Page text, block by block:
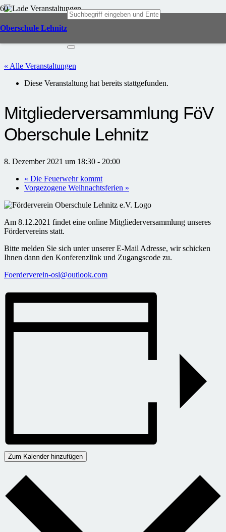
Oberschule Lehnitz
« Alle Veranstaltungen
Diese Veranstaltung hat bereits stattgefunden.
Mitgliederversammlung FöV
Oberschule Lehnitz
8. Dezember 2021 um 18:30 - 20:00
« Die Feuerwehr kommt
Vorgezogene Weihnachtsferien »
Am 8.12.2021 findet eine online Mitgliederversammlung unseres
Fördervereins statt.
Bitte melden Sie sich unter unserer E-Mail Adresse, wir schicken
Ihnen dann den Konferenzlink und Zugangscode zu.
Foerderverein-osl@outlook.com
Zum Kalender hinzufügen